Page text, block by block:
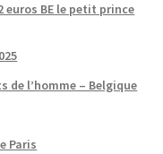
euros BE le petit prince
de l’homme – Belgique
Paris